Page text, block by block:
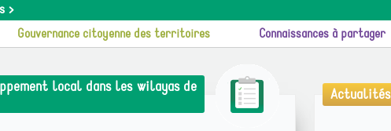
>
Gouvernance citoyenne des territoires Connaissances à partager
local dans les wilayas de
Actualités